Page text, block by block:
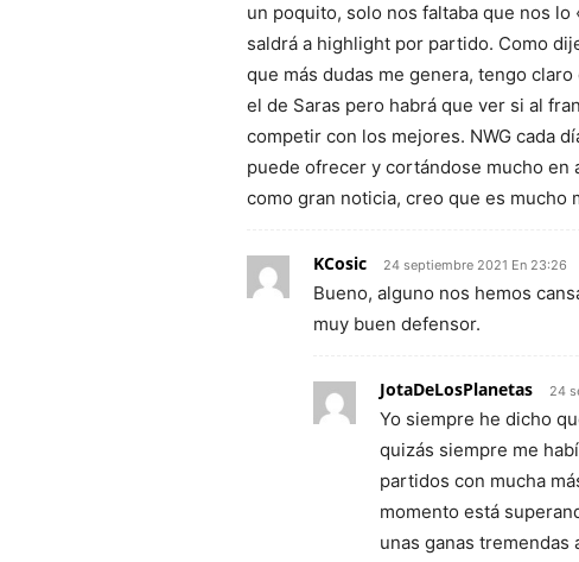
un poquito, solo nos faltaba que nos lo
saldrá a highlight por partido. Como
que más dudas me genera, tengo
el de Saras pero habrá que ver si al
competir con los mejores. NWG cada
puede ofrecer y cortándose mucho en
como gran noticia, creo que es mucho
KCosic 24 septiembre 2021 En 23:26
Bueno, alguno nos hemos
muy buen defensor.
JotaDeLosPlanetas 24
Yo siempre he dicho
quizás siempre me
partidos con mucha
momento está
unas ganas tremendas